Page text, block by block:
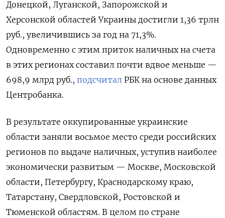
Донецкой, Луганской, Запорожской и
Херсонской областей Украины достигли 1,36 трлн
руб., увеличившись за год на 71,3%.
Одновременно с этим приток наличных на счета
в этих регионах составил почти вдвое меньше —
698,9 млрд руб., подсчитал РБК на основе данных
Центробанка.
В результате оккупированные украинские
области заняли восьмое место среди российских
регионов по выдаче наличных, уступив наиболее
экономически развитым — Москве, Московской
области, Петербургу, Краснодарскому краю,
Татарстану, Свердловской, Ростовской и
Тюменской областям. В целом по стране